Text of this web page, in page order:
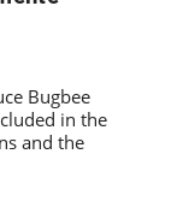
Bugbee
in the
and the